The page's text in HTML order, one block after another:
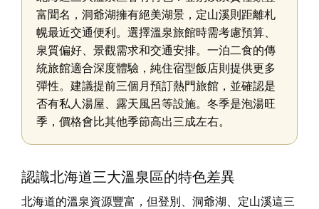
富聞名，洞爺湖擁有絕美湖景，定山溪則距離札
幌最近交通便利。選擇溫泉旅館時需考慮預算、
泉質偏好、景觀需求和交通安排。一泊二食的傳
統旅館適合深度體驗，純住宿型飯店則提供更多
彈性。建議提前三個月預訂熱門旅館，並確認是
否有私人湯屋、露天風呂等設施。冬季是泡湯旺
季，價格會比其他季節高出三成左右。
認識北海道三大溫泉區的特色差異
北海道的溫泉資源豐富，但登別、洞爺湖、定山溪這三